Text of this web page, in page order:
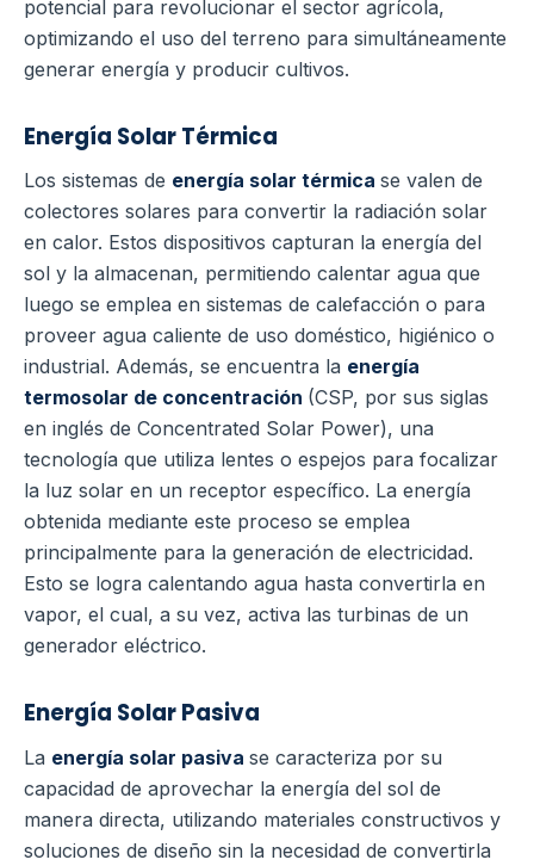
potencial para revolucionar el sector agrícola,
optimizando el uso del terreno para simultáneamente
generar energía y producir cultivos.
Energía Solar Térmica
Los sistemas de energía solar térmica se valen de
colectores solares para convertir la radiación solar
en calor. Estos dispositivos capturan la energía del
sol y la almacenan, permitiendo calentar agua que
luego se emplea en sistemas de calefacción o para
proveer agua caliente de uso doméstico, higiénico o
industrial. Además, se encuentra la energía
termosolar de concentración (CSP, por sus siglas
en inglés de Concentrated Solar Power), una
tecnología que utiliza lentes o espejos para focalizar
la luz solar en un receptor específico. La energía
obtenida mediante este proceso se emplea
principalmente para la generación de electricidad.
Esto se logra calentando agua hasta convertirla en
vapor, el cual, a su vez, activa las turbinas de un
generador eléctrico.
Energía Solar Pasiva
La energía solar pasiva se caracteriza por su
capacidad de aprovechar la energía del sol de
manera directa, utilizando materiales constructivos y
soluciones de diseño sin la necesidad de convertirla